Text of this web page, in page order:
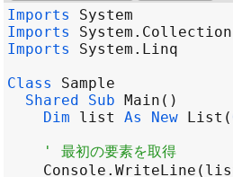
Imports
System
Imports
System .
Imports
System . Linq
Class
Sample
Shared
Sub Main
Dim
list As New List (
' 最初の要素を取得
Console . WriteLine (